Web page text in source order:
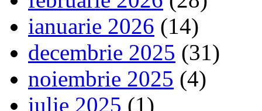
ianuarie 2026 (14)
decembrie 2025 (31)
noiembrie 2025 (4)
iulie 2025 (1)